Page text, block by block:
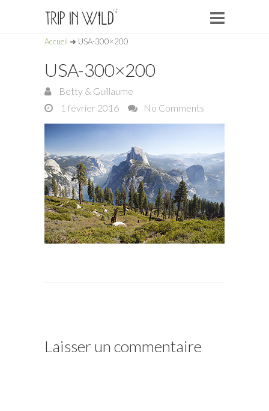
Accueil ➜ USA-300×200
USA-300×200
Betty & Guillaume
1 février 2016
No Comments
Laisser un commentaire